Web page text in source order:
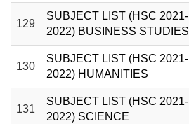
129
SUBJECT LIST (HSC 2021-
2022) BUSINESS STUDIES
130
SUBJECT LIST (HSC 2021-
2022) HUMANITIES
131
SUBJECT LIST (HSC 2021-
2022) SCIENCE